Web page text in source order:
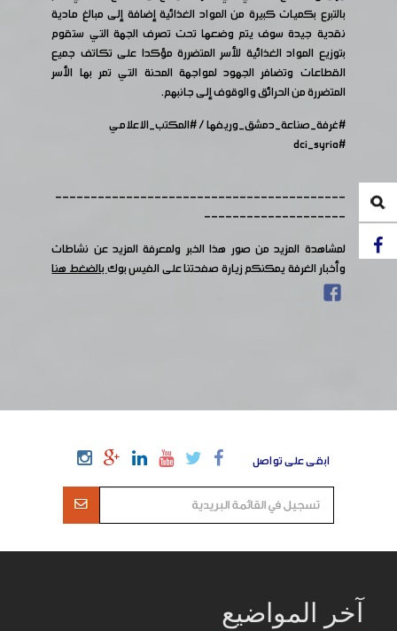
بالتبرع بكميات كبيرة من المواد الغذائية إضافة إلى مبالغ مادية
نقدية جيدة سوف يتم وضعها تحت تصرف الجهة التي ستقوم
بتوزيع المواد الغذائية للأسر المتضررة مؤكدا على تكاتف جميع
القطاعات وتضافر الجهود لمواجهة المحنة التي تمر بها الأسر
المتضررة من الحرائق والوقوف إلى جانبهم.
#غرفة_صناعة_دمشق_وريفها/#المكتب_الاعلامي
#dci_syria
-----------------------------------------
--------------------
لمشاهدة المزيد من صور هذا الخبر ولمعرفة المزيد عن نشاطات
وأخبار الغرفة يمكنكم زيارة صفحتنا على الفيس بوكبالضغط هنا
ابقى على تواصل
آخر المواضيع